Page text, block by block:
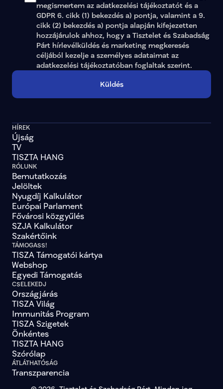
megismertem az adatkezelési tájékoztatót és a
GDPR 6. cikk (1) bekezdés a) pontja, valamint a 9.
cikk (2) bekezdés a) pontja alapján kifejezetten
hozzájárulok ahhoz, hogy a Tisztelet és Szabadság
Párt hírlevélküldés és marketing megkeresés
adatkezelési tájékoztatóban foglaltak szerint.
Küldés
HÍREK
Újság
TV
TISZTA HANG
RÓLUNK
Bemutatkozás
Jelöltek
Nyugdíj Kalkulátor
Európai Parlament
Fővárosi közgyűlés
SZJA Kalkulátor
Szakértőink
TÁMOGASS!
TISZA Támogatói kártya
Webshop
Egyedi Támogatás
CSELEKEDJ
Országjárás
TISZA Világ
Immunitás Program
TISZA Szigetek
Önkéntes
TISZTA HANG
Szórólap
ÁTLÁTHATÓSÁG
Transzparencia